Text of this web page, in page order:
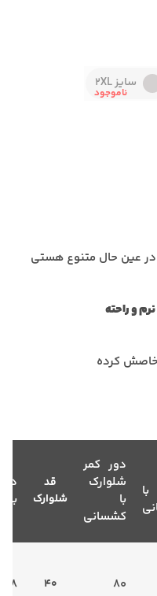
سایز 2XL
عین حال متنوع هستی
و راحته
خاصش کرده
دور کمر
شلوارک
با
کشسانی
قد
شلوارک
دور
80
40
108